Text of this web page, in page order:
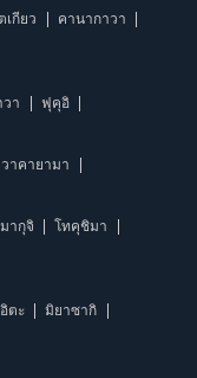
เกียว
คานากาวา
า ฟุคุอิ
วาคายามา
ากุจิ
โทคุชิมา
ตะ
มิยาซากิ